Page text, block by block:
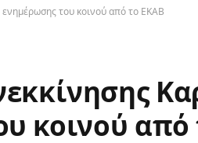
ενημέρωσης του κοινού από το ΕΚΑΒ
κοινού από